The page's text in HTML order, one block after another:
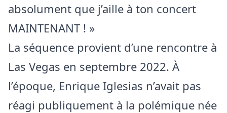
absolument que j’aille à ton concert
MAINTENANT ! »
La séquence provient d’une rencontre à
Las Vegas en septembre 2022. À
l’époque, Enrique Iglesias n’avait pas
réagi publiquement à la polémique née